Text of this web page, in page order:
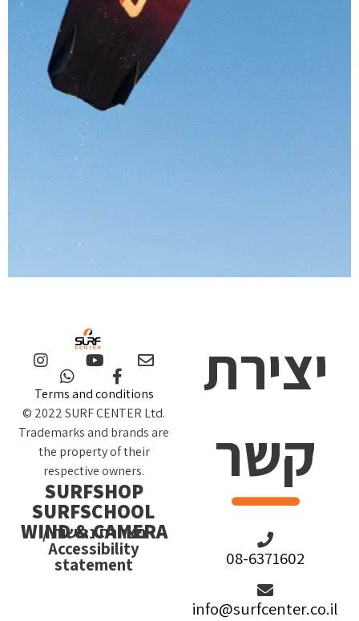
יצירת
קשר
08-6371602
info@surfcenter.co.il
Terms and conditions
© 2022 SURF CENTER Ltd.
Trademarks and brands are
the property of their
respective owners.
SURFSHOP
SURFSCHOOL
WIND & CAMERA
הצהרת נגישות /
Accessibility
statement